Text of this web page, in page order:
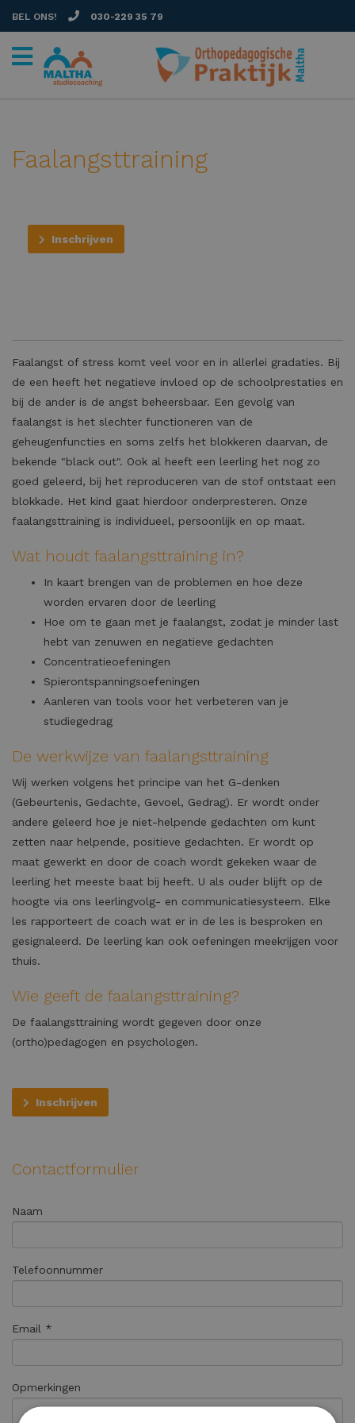
BEL ONS! 030-229 35 79
Faalangsttraining
Inschrijven
Faalangst of stress komt veel voor en in allerlei gradaties. Bij
de een heeft het negatieve invloed op de schoolprestaties en
bij de ander is de angst beheersbaar. Een gevolg van
faalangst is het slechter functioneren van de
geheugenfuncties en soms zelfs het blokkeren daarvan, de
bekende "black out". Ook al heeft een leerling het nog zo
goed geleerd, bij het reproduceren van de stof ontstaat een
blokkade. Het kind gaat hierdoor onderpresteren. Onze
faalangsttraining is individueel, persoonlijk en op maat.
Wat houdt faalangsttraining in?
In kaart brengen van de problemen en hoe deze
worden ervaren door de leerling
Hoe om te gaan met je faalangst, zodat je minder last
hebt van zenuwen en negatieve gedachten
Concentratieoefeningen
Spierontspanningsoefeningen
Aanleren van tools voor het verbeteren van je
studiegedrag
De werkwijze van faalangsttraining
Wij werken volgens het principe van het G-denken
(Gebeurtenis, Gedachte, Gevoel, Gedrag). Er wordt onder
andere geleerd hoe je niet-helpende gedachten om kunt
zetten naar helpende, positieve gedachten. Er wordt op
maat gewerkt en door de coach wordt gekeken waar de
leerling het meeste baat bij heeft. U als ouder blijft op de
hoogte via ons leerlingvolg- en communicatiesysteem. Elke
les rapporteert de coach wat er in de les is besproken en
gesignaleerd. De leerling kan ook oefeningen meekrijgen voor
thuis.
Wie geeft de faalangsttraining?
De faalangsttraining wordt gegeven door onze
(ortho)pedagogen en psychologen.
Inschrijven
Contactformulier
Naam
Telefoonnummer
Email *
Opmerkingen